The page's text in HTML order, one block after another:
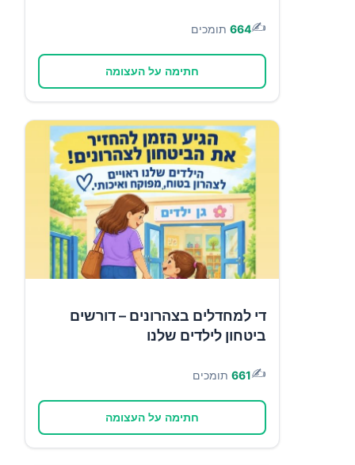
✍️
664 תומכים
חתימה על העצומה
די למחדלים בצהרונים – דורשים
ביטחון לילדים שלנו
✍️
661 תומכים
חתימה על העצומה